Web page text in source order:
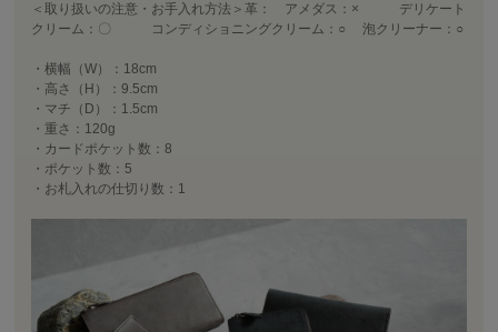
＜取り扱いの注意・お手入れ方法＞革： アメダス：× デリケート
クリーム：〇 コンディショニングクリーム：○ 泡クリーナー：○
・横幅（W）：18cm
・高さ（H）：9.5cm
・マチ（D）：1.5cm
・重さ：120g
・カードポケット数：8
・ポケット数：5
・お札入れの仕切り数：1